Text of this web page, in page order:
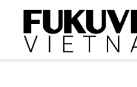
コンテンツへスキップ